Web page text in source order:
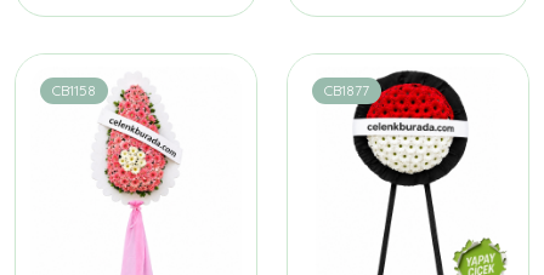
CB1158 CB1877